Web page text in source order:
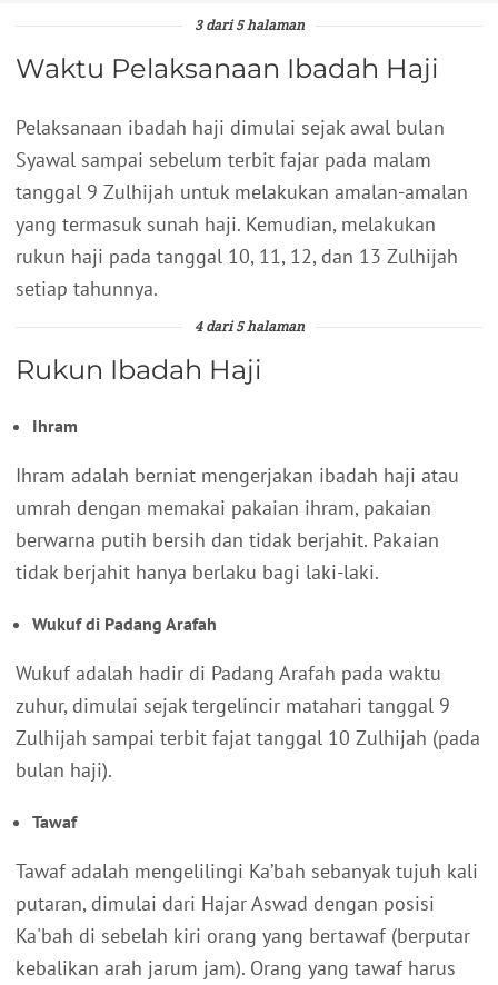
3 dari 5 halaman
Waktu Pelaksanaan Ibadah Haji
Pelaksanaan ibadah haji dimulai sejak awal bulan
Syawal sampai sebelum terbit fajar pada malam
tanggal 9 Zulhijah untuk melakukan amalan-amalan
yang termasuk sunah haji. Kemudian, melakukan
rukun haji pada tanggal 10, 11, 12, dan 13 Zulhijah
setiap tahunnya.
4 dari 5 halaman
Rukun Ibadah Haji
Ihram
Ihram adalah berniat mengerjakan ibadah haji atau
umrah dengan memakai pakaian ihram, pakaian
berwarna putih bersih dan tidak berjahit. Pakaian
tidak berjahit hanya berlaku bagi laki-laki.
Wukuf di Padang Arafah
Wukuf adalah hadir di Padang Arafah pada waktu
zuhur, dimulai sejak tergelincir matahari tanggal 9
Zulhijah sampai terbit fajat tanggal 10 Zulhijah (pada
bulan haji).
Tawaf
Tawaf adalah mengelilingi Ka’bah sebanyak tujuh kali
putaran, dimulai dari Hajar Aswad dengan posisi
Ka'bah di sebelah kiri orang yang bertawaf (berputar
kebalikan arah jarum jam). Orang yang tawaf harus